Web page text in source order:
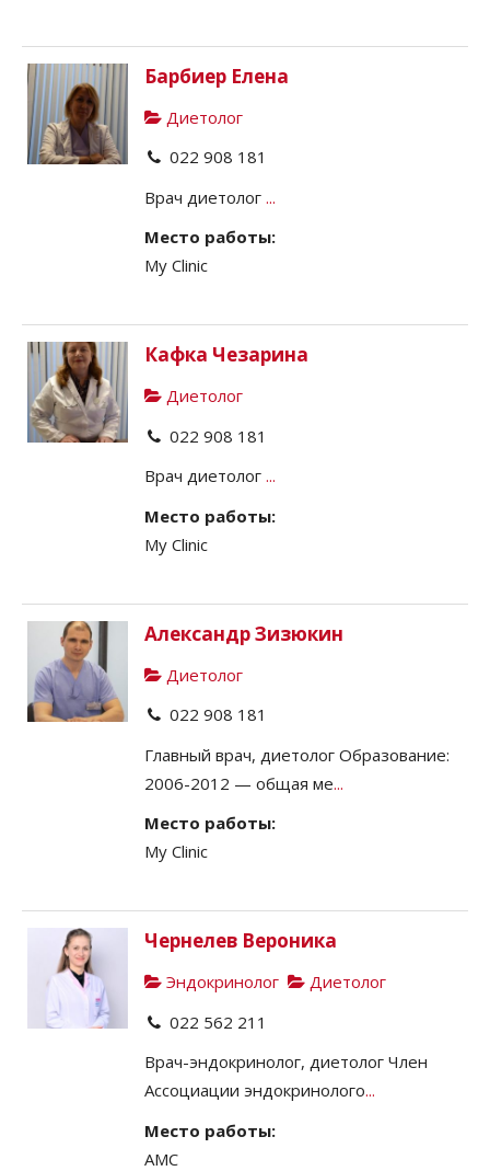
Барбиер Елена
Диетолог
022 908 181
Врач диетолог ...
Место работы:
My Clinic
Кафка Чезарина
Диетолог
022 908 181
Врач диетолог ...
Место работы:
My Clinic
Александр Зизюкин
Диетолог
022 908 181
Главный врач, диетолог Образование:
2006-2012 — общая ме...
Место работы:
My Clinic
Чернелев Вероника
Эндокринолог
Диетолог
022 562 211
Врач-эндокринолог, диетолог Член
Ассоциации эндокринолого...
Место работы:
AMC